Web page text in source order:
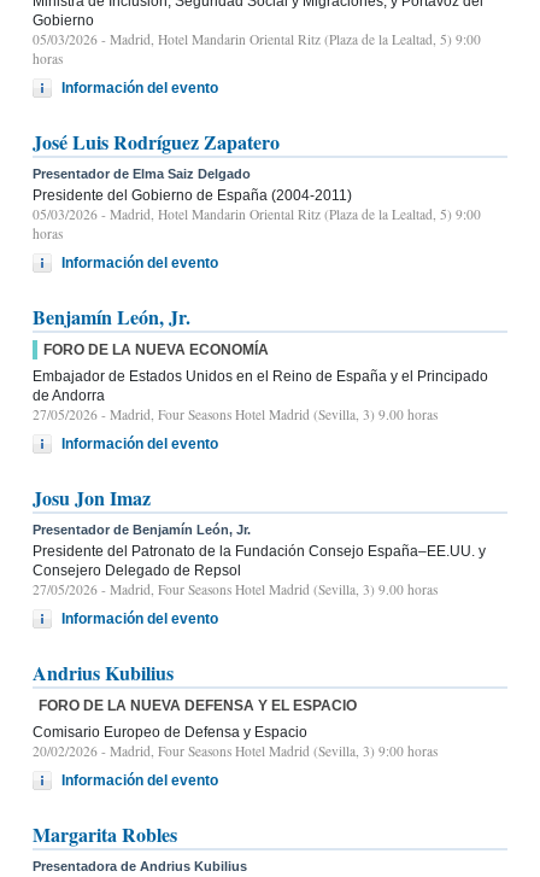
Gobierno
05/03/2026 - Madrid, Hotel Mandarin Oriental Ritz (Plaza de la Lealtad, 5) 9:00
horas
Información del evento
José Luis Rodríguez Zapatero
Presentador de Elma Saiz Delgado
Presidente del Gobierno de España (2004-2011)
05/03/2026 - Madrid, Hotel Mandarin Oriental Ritz (Plaza de la Lealtad, 5) 9:00
horas
Información del evento
Benjamín León, Jr.
FORO DE LA NUEVA ECONOMÍA
Embajador de Estados Unidos en el Reino de España y el Principado
de Andorra
27/05/2026 - Madrid, Four Seasons Hotel Madrid (Sevilla, 3) 9.00 horas
Información del evento
Josu Jon Imaz
Presentador de Benjamín León, Jr.
Presidente del Patronato de la Fundación Consejo España–EE.UU. y
Consejero Delegado de Repsol
27/05/2026 - Madrid, Four Seasons Hotel Madrid (Sevilla, 3) 9.00 horas
Información del evento
Andrius Kubilius
FORO DE LA NUEVA DEFENSA Y EL ESPACIO
Comisario Europeo de Defensa y Espacio
20/02/2026 - Madrid, Four Seasons Hotel Madrid (Sevilla, 3) 9:00 horas
Información del evento
Margarita Robles
Presentadora de Andrius Kubilius